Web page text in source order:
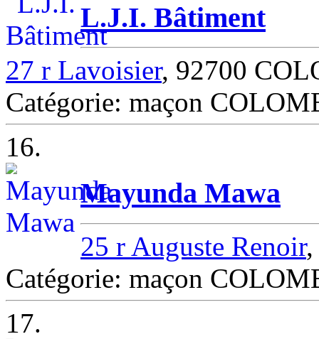
L.J.I. Bâtiment
27 r Lavoisier, 92700
Catégorie: maçon
16.
Mayunda Mawa
25 r Auguste Renoir
Catégorie: maçon
17.